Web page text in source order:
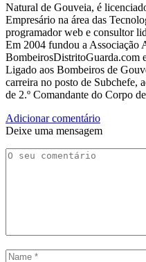
Natural de Gouveia, é
Empresário na área das
programador web e consultor
Em 2004 fundou a Associação
BombeirosDistritoGuarda.com
Ligado aos Bombeiros de
carreira no posto de Subchefe,
de 2.º Comandante do Corpo
Adicionar comentário
Deixe uma mensagem